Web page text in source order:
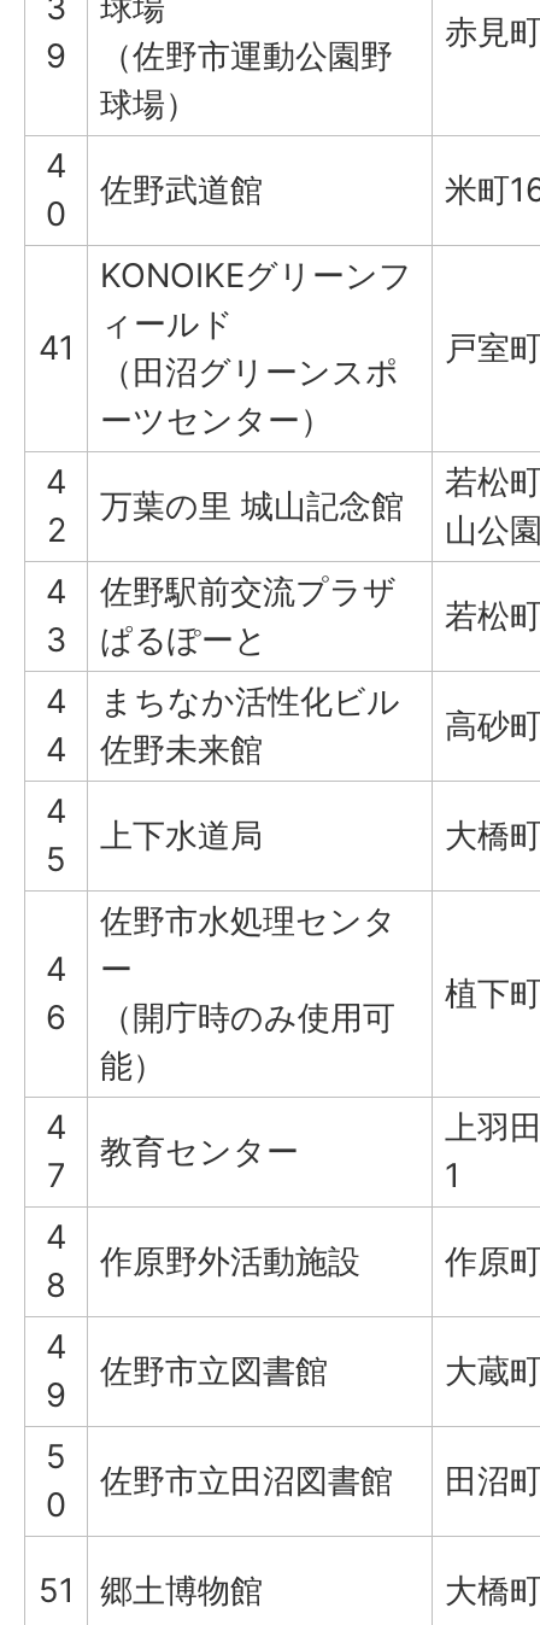
3
9
球場
（佐野市運動公園野
球場）
赤見
4
0
佐野武道館 米町
41
KONOIKEグリーンフ
ィールド
（田沼グリーンスポ
ーツセンター）
戸室
4
2
万葉の里 城山記念館
若松
山公
4
3
佐野駅前交流プラザ
ぱるぽーと
若松
4
4
まちなか活性化ビル
佐野未来館
高砂
4
5
上下水道局 大橋
4
6
佐野市水処理センタ
ー
（開庁時のみ使用可
能）
植下
4
7
教育センター
上羽
1
4
8
作原野外活動施設 作原
4
9
佐野市立図書館 大蔵
5
0
佐野市立田沼図書館 田沼
51 郷土博物館 大橋